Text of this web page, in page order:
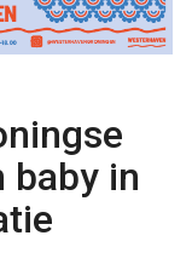
baby in